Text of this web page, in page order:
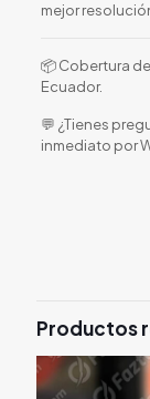
mejor
📦 Cobertura
Ecuador.
💬 ¿Tienes
inmediato por
Productos